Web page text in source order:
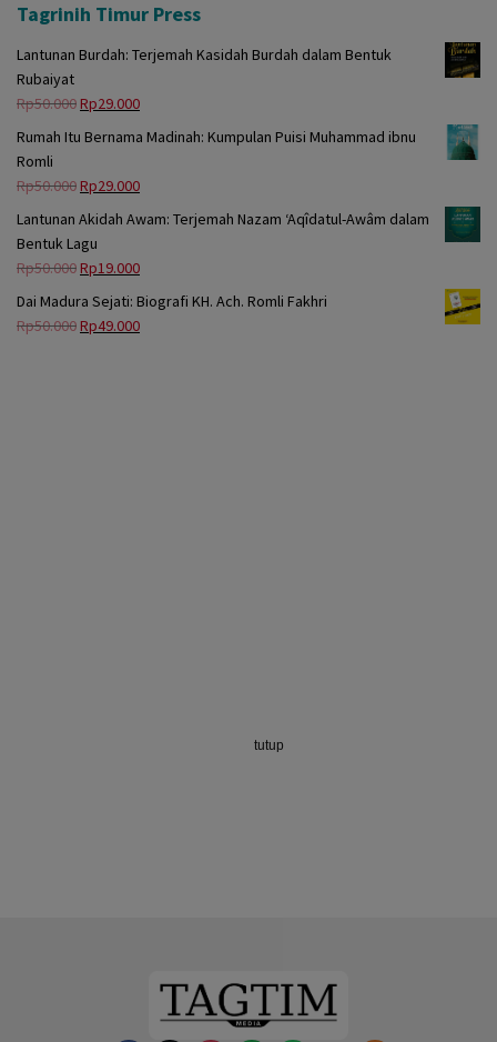
Tagrinih Timur Press
Lantunan Burdah: Terjemah Kasidah Burdah dalam Bentuk
Rubaiyat
Rp50.000Harga
Rp29.000Harga
Rumah Itu Bernama Madinah: Kumpulan Puisi Muhammad ibnu
Romli
Rp50.000Harga
aslinya
Rp50.000.
Rp29.000Harga
Lantunan Akidah Awam: Terjemah Nazam ‘Aqîdatul-Awâm dalam
Bentuk Lagu
Rp50.000Harga
aslinya
adalah:
Rp50.000.
Rp19.000Harga
saat
Dai Madura Sejati: Biografi KH. Ach. Romli Fakhri
Rp50.000Harga
Rp49.000Harga
tutup